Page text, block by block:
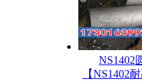
NS1402
【NS1402